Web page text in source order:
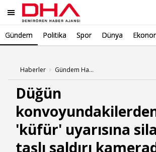
Gündem Politika Spor Dünya
Haberler Gündem Haberleri
Düğün
'küfür' uyarısına
taşlı saldırı